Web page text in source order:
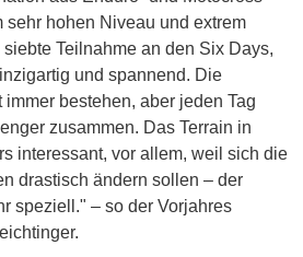
sehr hohen Niveau und extrem
Teilnahme an den Six Days,
und spannend. Die
bestehen, aber jeden Tag
zusammen. Das Terrain in
interessant, vor allem, weil sich die
drastisch ändern sollen – der
speziell." – so der Vorjahres